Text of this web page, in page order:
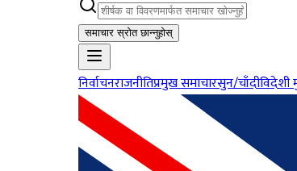
समाचार स्रोत छान्नुहोस्
निर्वाचनराजनीतिप्रमुख समाचारसुन/चाँदीविदेशी